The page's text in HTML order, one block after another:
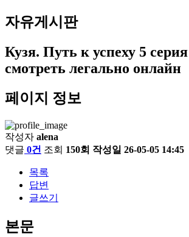
자유게시판
Кузя. Путь к успеху 5
смотреть легально онлайн
페이지 정보
작성자 alena
댓글 0건 조회 150회 작성일 26-05-05 14:45
목록
답변
글쓰기
본문